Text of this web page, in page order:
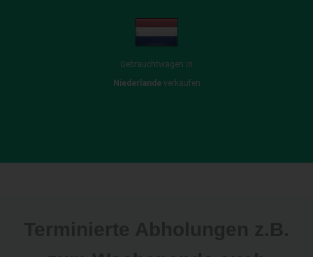
Gebrauchtwagen in
Niederlandeverkaufen